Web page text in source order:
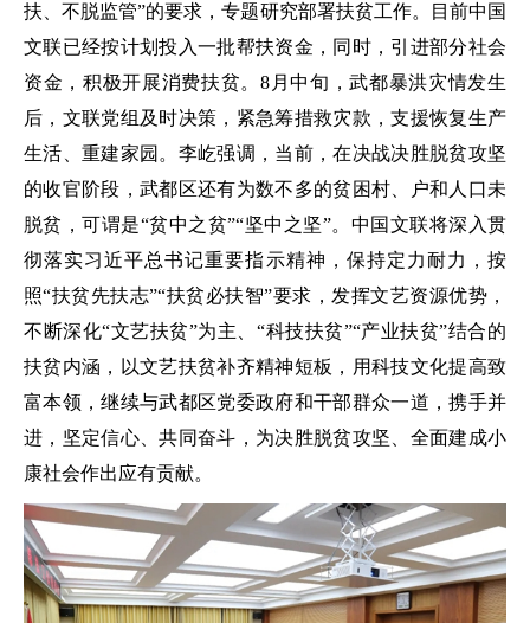
扶、不脱监管”的要求，专题研究部署扶贫工作。目前中国
文联已经按计划投入一批帮扶资金，同时，引进部分社会
资金，积极开展消费扶贫。8月中旬，武都暴洪灾情发生
后，文联党组及时决策，紧急筹措救灾款，支援恢复生产
生活、重建家园。李屹强调，当前，在决战决胜脱贫攻坚
的收官阶段，武都区还有为数不多的贫困村、户和人口未
脱贫，可谓是“贫中之贫”“坚中之坚”。中国文联将深入贯
彻落实习近平总书记重要指示精神，保持定力耐力，按
照“扶贫先扶志”“扶贫必扶智”要求，发挥文艺资源优势，
不断深化“文艺扶贫”为主、“科技扶贫”“产业扶贫”结合的
扶贫内涵，以文艺扶贫补齐精神短板，用科技文化提高致
富本领，继续与武都区党委政府和干部群众一道，携手并
进，坚定信心、共同奋斗，为决胜脱贫攻坚、全面建成小
康社会作出应有贡献。